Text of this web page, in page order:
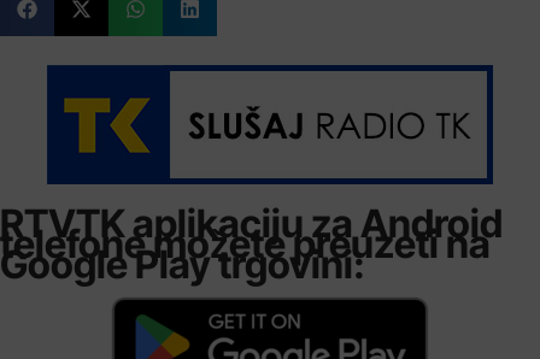
RTVTK aplikaciju za Android
telefone možete preuzeti na
Google Play trgovini: